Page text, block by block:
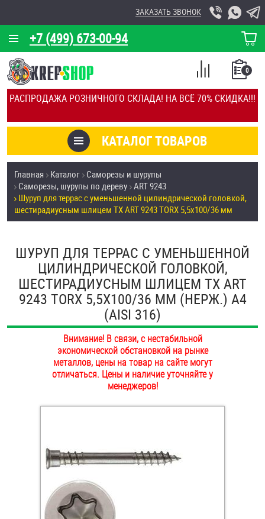
РАСПРОДАЖА РОЗНИЧНОГО СКЛАДА! НА ВСЁ 70% СКИДКА!!!
+7 (499) 673-00-94
ЗАКАЗАТЬ ЗВОНОК
КОРЗИНА
О КОМПАНИИ
КАЛЬКУЛЯТОР
ОТЗЫВЫ
УСЛУГИ
СКИДКИ
ПОКУПАТЕЛЯМ
ОПЛАТА И ДОСТАВКА
НАШИ МАГАЗИНЫ
КАТАЛОГ ТОВАРОВ
0
СПИСОК
СРАВНЕНИЕ
Товары со скидкой
Анкеры
Антивандальный крепёж, инструмент
Болты и винты
Втулки
Дюбели
Дюймовый крепёж
Заклепки (Гайки-Заклепки)
Инструмент
Крюки, кольца с метрической резьбой
Главная Каталог Саморезы и шурупы
Саморезы, шурупы по дереву ART 9243
Шуруп для террас с уменьшенной цилиндрической головкой,
шестирадиусным шлицем TX ART 9243 TORX 5,5х100/36 мм
ШУРУП ДЛЯ ТЕРРАС С УМЕНЬШЕННОЙ
ЦИЛИНДРИЧЕСКОЙ ГОЛОВКОЙ,
ШЕСТИРАДИУСНЫМ ШЛИЦЕМ TX ART
9243 TORX 5,5Х100/36 ММ (НЕРЖ.) A4
(AISI 316)
Внимание! В связи, с нестабильной
экономической обстановкой на рынке
металлов, цены на товар на сайте могут
отличаться. Цены и наличие уточняйте у
менеджеров!